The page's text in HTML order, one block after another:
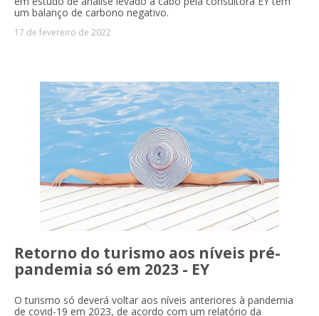
um balanço de carbono negativo.
17 de fevereiro de 2022
Retorno do turismo aos níveis pré-
pandemia só em 2023 - EY
O turismo só deverá voltar aos níveis anteriores à pandemia
de covid-19 em 2023, de acordo com um relatório da